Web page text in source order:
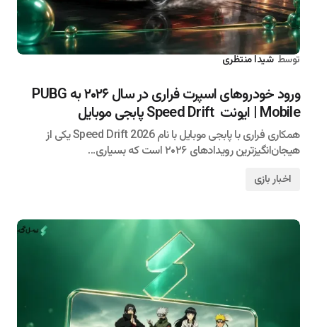
توسط شیدا منتظری
ورود خودروهای اسپرت فراری در سال ۲۰۲۶ به PUBG
Mobile | ایونت Speed Drift پابجی موبایل
همکاری فراری با پابجی موبایل با نام Speed Drift 2026 یکی از
هیجان‌انگیزترین رویدادهای ۲۰۲۶ است که بسیاری…
اخبار بازی